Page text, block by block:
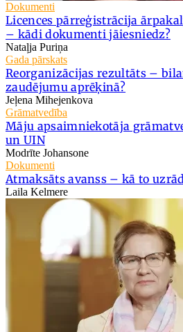
Dokumenti
Licences pārreģistrācija
– kādi dokumenti jāiesniedz?
Nataļja Puriņa
Gada pārskats
Reorganizācijas rezultāts –
zaudējumu aprēķinā?
Jeļena Mihejenkova
Grāmatvedība
Māju apsaimniekotāja
un UIN
Modrīte Johansone
Dokumenti
Atmaksāts avanss – kā to
Laila Kelmere